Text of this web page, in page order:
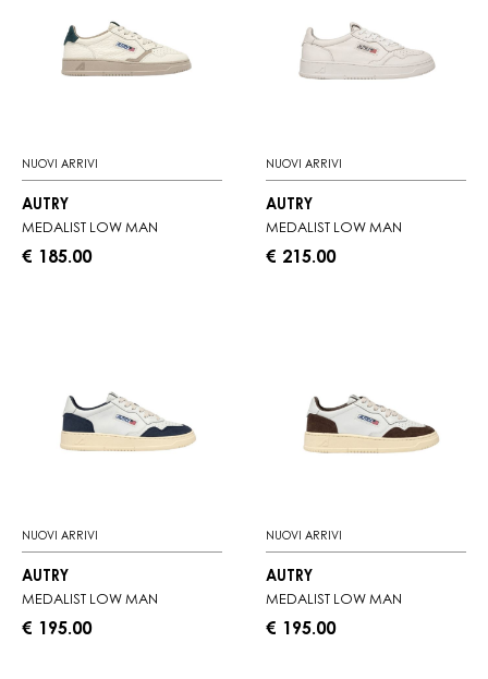
NUOVI ARRIVI
AUTRY
MEDALIST LOW MAN
€ 185.00
NUOVI ARRIVI
AUTRY
MEDALIST LOW MAN
€ 215.00
NUOVI ARRIVI
AUTRY
MEDALIST LOW MAN
€ 195.00
NUOVI ARRIVI
AUTRY
MEDALIST LOW MAN
€ 195.00